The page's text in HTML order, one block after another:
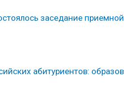
заседание
абитуриентов: